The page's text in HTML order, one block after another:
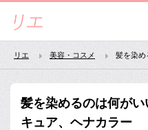
リエ 美容・コスメ
髪を染めるのは何が
キュア、ヘナカラー